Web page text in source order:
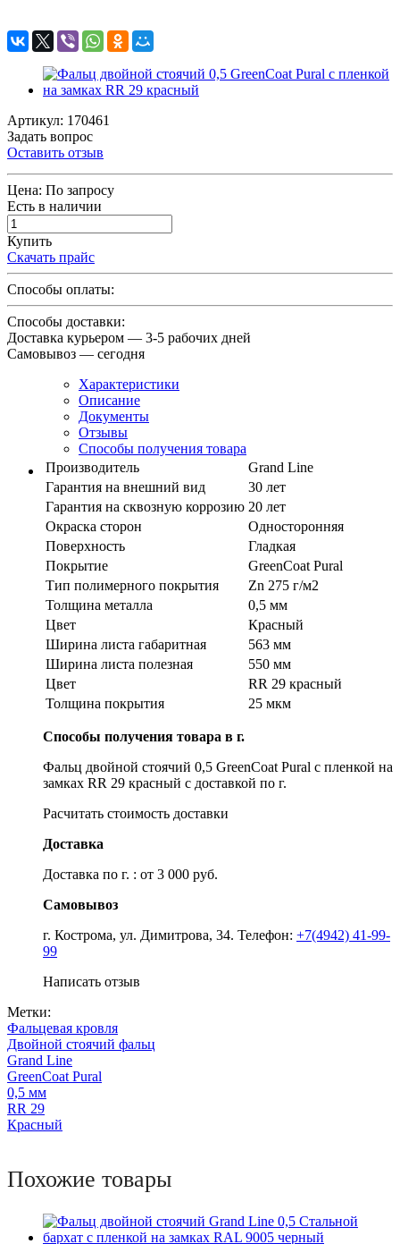
Артикул: 170461
Задать вопрос
Оставить отзыв
Цена: По запросу
Есть в наличии
Купить
Скачать прайс
Способы оплаты:
Способы доставки:
Доставка курьером — 3-5 рабочих дней
Самовывоз — сегодня
Характеристики
Описание
Документы
Отзывы
Способы получения товара
Производитель
Grand Line
Гарантия на внешний вид
30 лет
Гарантия на сквозную коррозию 20 лет
Окраска сторон
Односторонняя
Поверхность
Гладкая
Покрытие
GreenСoat Pural
Тип полимерного покрытия
Zn 275 г/м2
Толщина металла
0,5 мм
Цвет
Красный
Ширина листа габаритная
563 мм
Ширина листа полезная
550 мм
Цвет
RR 29 красный
Толщина покрытия
25 мкм
Способы получения товара в г.
Фальц двойной стоячий 0,5 GreenCoat Pural с пленкой на
замках RR 29 красный с доставкой по г.
Расчитать стоимость доставки
Доставка
Доставка по г. : от 3 000 руб.
Самовывоз
г. Кострома, ул. Димитрова, 34. Телефон: +7(4942) 41-99-
99
Написать отзыв
Метки:
Фальцевая кровля
Двойной стоячий фальц
Grand Line
GreenCoat Pural
0,5 мм
RR 29
Красный
Похожие товары